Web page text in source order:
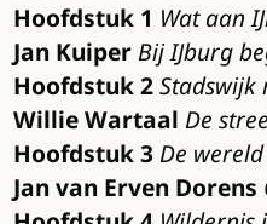
Hoofdstuk 1 Wat aan
Jan KuiperBij IJburg
Hoofdstuk 2Stadswijk
Willie Wartaal De
Hoofdstuk 3De
Jan van Erven Dorens